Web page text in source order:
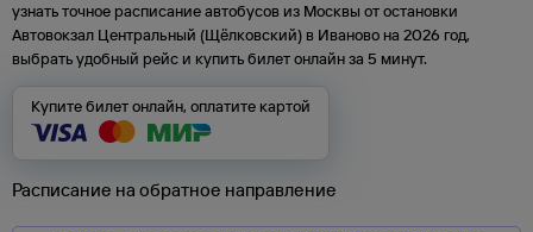
узнать точное расписание автобусов из Москвы отостановки
Автовокзал Центральный (Щёлковский) в Иваново на 2026 год,
выбрать удобный рейс и купить билет онлайн за 5 минут.
Купите билет онлайн, оплатите картой
Расписание на обратное направление